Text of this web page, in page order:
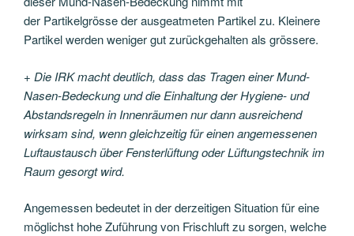
der Partikelgrösse der ausgeatmeten Partikel zu. Kleinere
Partikel werden weniger gut zurückgehalten als grössere.
+ Die IRK macht deutlich, dass das Tragen einer Mund-
Nasen-Bedeckung und die Einhaltung der Hygiene- und
Abstandsregeln in Innenräumen nur dann ausreichend
wirksam sind, wenn gleichzeitig für einen angemessenen
Luftaustausch über Fensterlüftung oder Lüftungstechnik im
Raum gesorgt wird.
Angemessen bedeutet in der derzeitigen Situation für eine
möglichst hohe Zuführung von Frischluft zu sorgen, welche